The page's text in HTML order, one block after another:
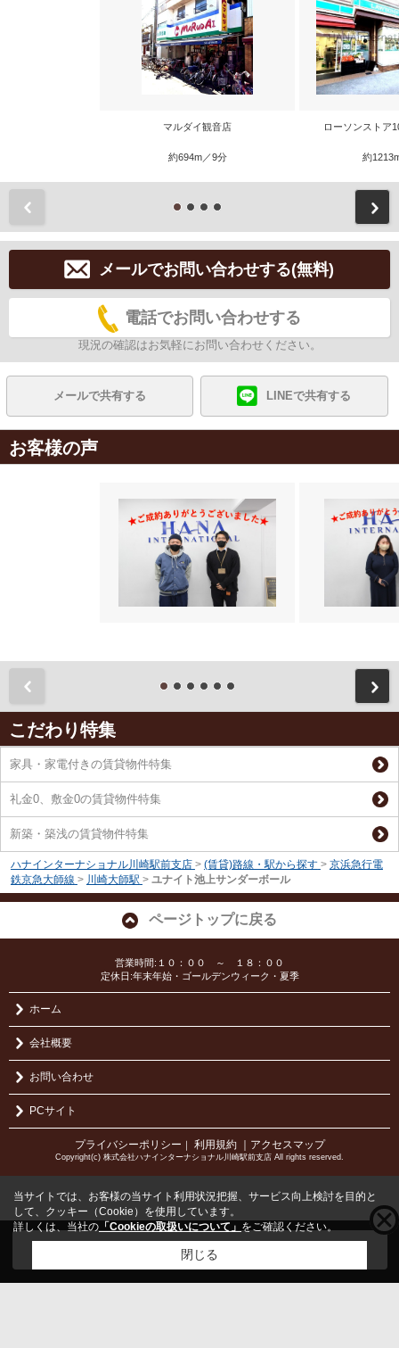
マルダイ観音店
約694m／9分
ローソンストア
約
メールでお問い合わせする(無料)
電話でお問い合わせする
現況の確認はお気軽にお問い合わせください。
メールで共有する LINEで共有する
お客様の声
こだわり特集
家具・家電付きの賃貸物件特集
礼金0、敷金0の賃貸物件特集
新築・築浅の賃貸物件特集
ハナインターナショナル川崎駅前支店 > (賃貸)路線・駅から探す > 京浜急行電
鉄京急大師線 > 川崎大師駅 > ユナイト池上サンダーボール
ページトップに戻る
営業時間:１０：００ ～ １８：００
定休日:年末年始・ゴールデンウィーク・夏季
ホーム
会社概要
お問い合わせ
PCサイト
プライバシーポリシー 利用規約 ｜アクセスマップ
Copyright(c) 株式会社ハナインターナショナル川崎駅前支店 All rights reserved.
こちらの物件をご覧の方にお勧めな物件
当サイトでは、お客様の当サイト利用状況把握、サービス向上検討を目的と
して、クッキー（Cookie）を使用しています。
詳しくは、当社の 「Cookieの取扱いについて」 をご確認ください。
閉じる